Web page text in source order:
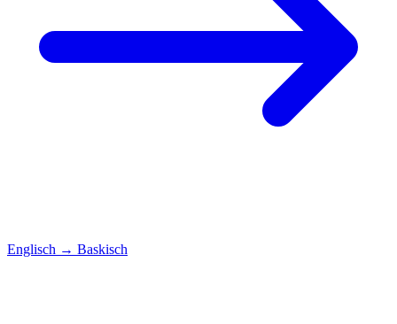
Englisch → Baskisch